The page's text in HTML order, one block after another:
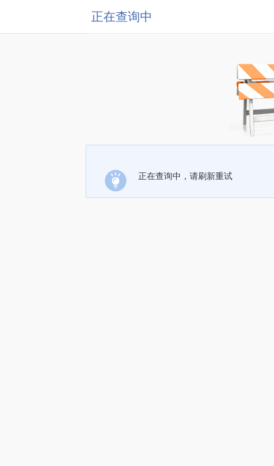
正在查询中
正在查询中，请刷新重试